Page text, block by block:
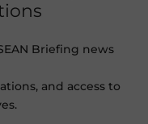
Briefing news
and access to